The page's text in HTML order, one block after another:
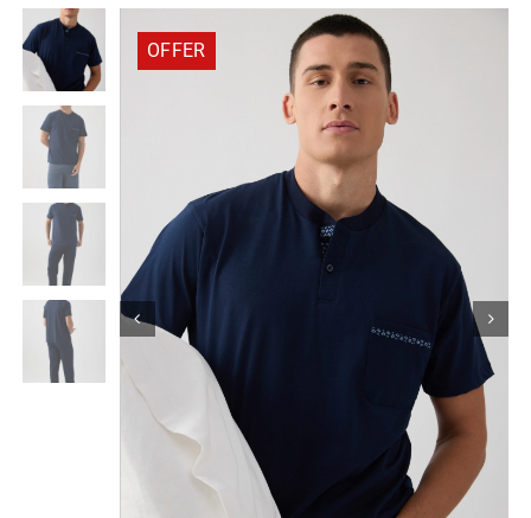
Αγόρι
Κορίτσι
Εσώρουχα
Είδη Παρέλασης
Σχετικά με εμάς
OFFER